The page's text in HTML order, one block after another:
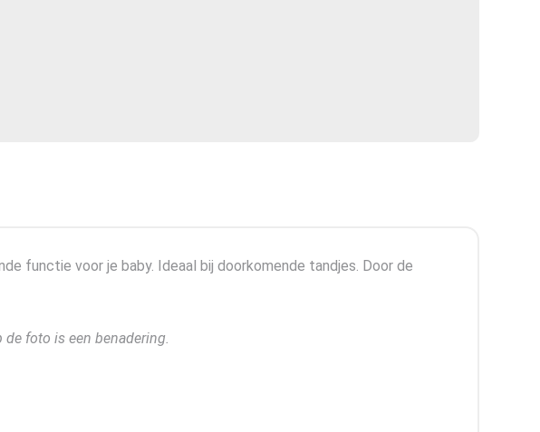
functie voor je baby. Ideaal bij doorkomende tandjes. Door de
foto is een benadering.